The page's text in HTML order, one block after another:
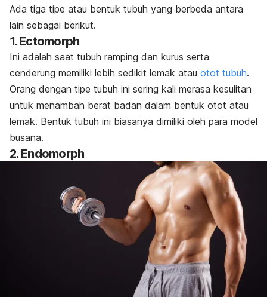
Ada tiga tipe atau bentuk tubuh yang berbeda antara
lain sebagai berikut.
1. Ectomorph
Ini adalah saat tubuh ramping dan kurus serta
cenderung memiliki lebih sedikit lemak atau otot tubuh.
Orang dengan tipe tubuh ini sering kali merasa kesulitan
untuk menambah berat badan dalam bentuk otot atau
lemak. Bentuk tubuh ini biasanya dimiliki oleh para model
busana.
2. Endomorph